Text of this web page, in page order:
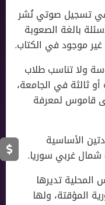
في تسجيل صوتي نُشر
بالغة الصعوبة
موجود في الكتاب.
ولا تناسب طلاب
ثالثة في الجامعة،
قاموس لمعرفة
الأساسية
شمال غربي سوريا.
المحلية تديرها
المؤقتة، ولها